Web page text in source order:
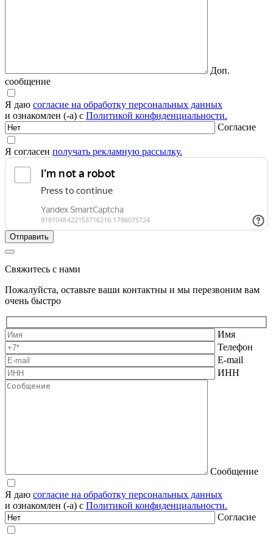
Доп.
сообщение
Я даю согласие на обработку персональных данных
и ознакомлен (-а) с Политикой конфиденциальности.
Согласие
Я согласен получать рекламную рассылку.
Свяжитесь с нами
Пожалуйста, оставьте ваши контактны и мы перезвоним вам
очень быстро
Имя
Телефон
E-mail
ИНН
Сообщение
Я даю согласие на обработку персональных данных
и ознакомлен (-а) с Политикой конфиденциальности.
Согласие